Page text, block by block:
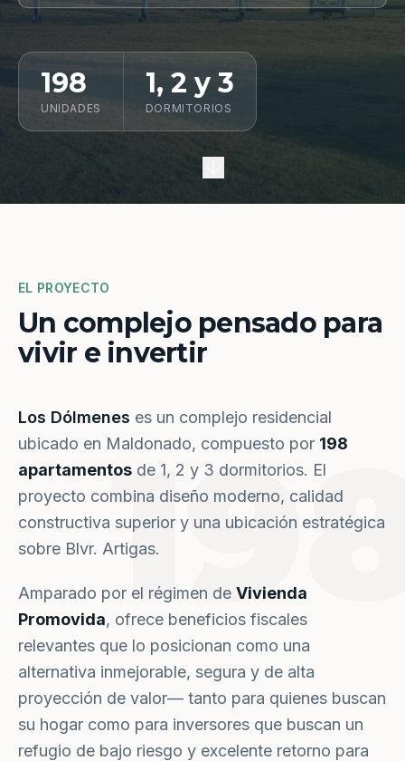
198
UNIDADES
1, 2 y 3
DORMITORIOS
EL PROYECTO
Un complejo pensado para
vivir e invertir
Los Dólmenes es un complejo residencial
ubicado en Maldonado, compuesto por 198
apartamentos de 1, 2 y 3 dormitorios. El
proyecto combina diseño moderno, calidad
constructiva superior y una ubicación estratégica
sobre Blvr. Artigas.
Amparado por el régimen de Vivienda
Promovida, ofrece beneficios fiscales
relevantes que lo posicionan como una
alternativa inmejorable, segura y de alta
proyección de valor— tanto para quienes buscan
su hogar como para inversores que buscan un
refugio de bajo riesgo y excelente retorno para